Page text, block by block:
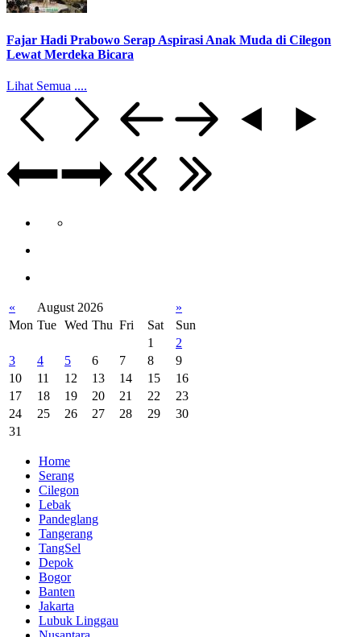
Fajar Hadi Prabowo Serap Aspirasi Anak Muda di Cilegon
Lewat Merdeka Bicara
Lihat Semua ....
« August 2026
»
Mon Tue Wed Thu Fri Sat
Sun
1
2
3
4 5 6 7 8
9
10
11 12 13 14 15
16
17
18 19 20 21 22
23
24
25 26 27 28 29
30
31
Home
Serang
Cilegon
Lebak
Pandeglang
Tangerang
TangSel
Depok
Bogor
Banten
Jakarta
Lubuk Linggau